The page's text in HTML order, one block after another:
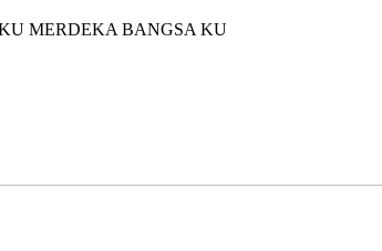
MERDEKA BANGSA KU